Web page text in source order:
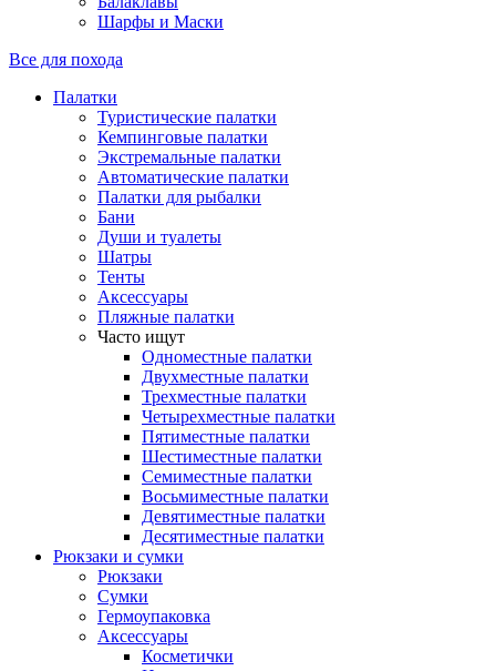
Шарфы и Маски
Все для похода
Палатки
Туристические палатки
Кемпинговые палатки
Экстремальные палатки
Автоматические палатки
Палатки для рыбалки
Бани
Души и туалеты
Шатры
Тенты
Аксессуары
Пляжные палатки
Часто ищут
Одноместные палатки
Двухместные палатки
Трехместные палатки
Четырехместные палатки
Пятиместные палатки
Шестиместные палатки
Семиместные палатки
Восьмиместные палатки
Девятиместные палатки
Десятиместные палатки
Рюкзаки и сумки
Рюкзаки
Сумки
Гермоупаковка
Аксессуары
Косметички